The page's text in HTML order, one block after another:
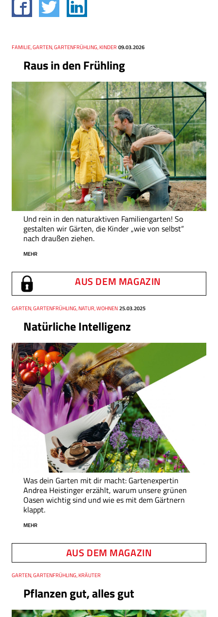
Raus in den Frühling
Thema
FAMILIE, GARTEN, GARTENFRÜHLING, KINDER
Datum 09.03.2026
Und rein in den naturaktiven Familiengarten! So
gestalten wir Gärten, die Kinder „wie von selbst“
nach draußen ziehen.
MEHR
AUS DEM MAGAZIN
Natürliche Intelligenz
Thema
GARTEN, GARTENFRÜHLING, NATUR, WOHNEN
Datum 25.03.2025
Was dein Garten mit dir macht: Gartenexpertin
Andrea Heistinger erzählt, warum unsere grünen
Oasen wichtig sind und wie es mit dem Gärtnern
klappt.
MEHR
AUS DEM MAGAZIN
Pflanzen gut, alles gut
Thema
GARTEN, GARTENFRÜHLING, KRÄUTER